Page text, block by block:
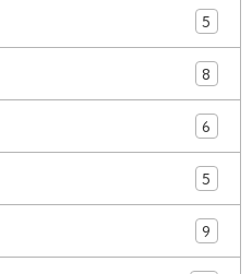
5
8
6
5
9